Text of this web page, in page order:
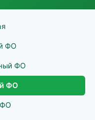
ФО
ФО
ФО
ФО